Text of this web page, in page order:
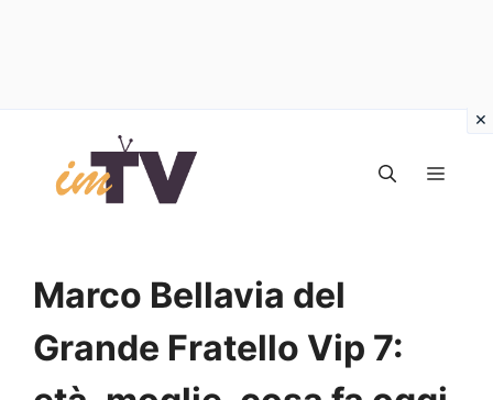
contenuto
Marco Bellavia del
Grande Fratello Vip 7: